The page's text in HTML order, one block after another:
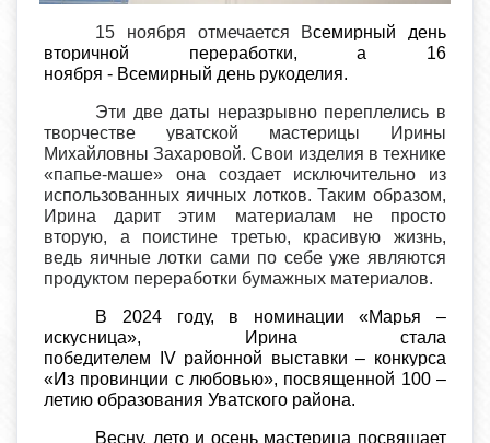
15 ноября отмечается Всемирный день
вторичной переработки, а 16
ноября - Всемирный день рукоделия.
Эти две даты неразрывно переплелись в
творчестве уватской мастерицы Ирины
Михайловны Захаровой. Свои изделия в технике
«папье-маше» она создает исключительно из
использованных яичных лотков. Таким образом,
Ирина дарит этим материалам не просто
вторую, а поистине третью, красивую жизнь,
ведь яичные лотки сами по себе уже являются
продуктом переработки бумажных материалов.
В 2024 году, в номинации «Марья –
искусница», Ирина стала
победителем
IVрайонной выставки – конкурса
«Из провинции с любовью», посвященной 100 –
летию образования Уватского района.
Весну, лето и осень мастерица посвящает